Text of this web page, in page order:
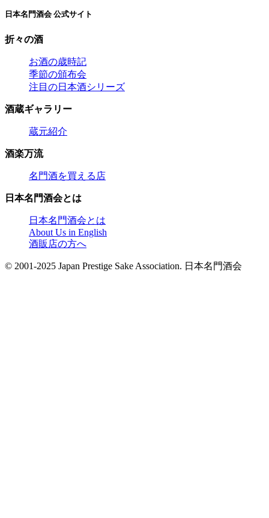
日本名門酒会 公式サイト
折々の酒
お酒の歳時記
季節の頒布会
注目の日本酒シリーズ
酒蔵ギャラリー
蔵元紹介
酒楽万流
名門酒を買える店
日本名門酒会とは
日本名門酒会とは
About Us in English
酒販店の方へ
© 2001-2025 Japan Prestige Sake Association. 日本名門酒会